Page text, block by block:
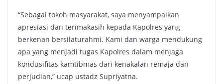
“Sebagai tokoh masyarakat, saya menyampaikan
apresiasi dan terimakasih kepada Kapolres yang
berkenan bersilaturahmi. Kami dan warga mendukung
apa yang menjadi tugas Kapolres dalam menjaga
kondusifitas kamtibmas dari kenakalan remaja dan
perjudian,” ucap ustadz Supriyatna.